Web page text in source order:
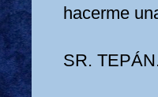
hacerme
SR.